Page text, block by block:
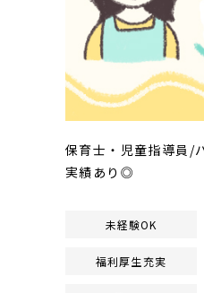
保育士・児童指導員/
実績あり◎
未経験OK
福利厚生充実